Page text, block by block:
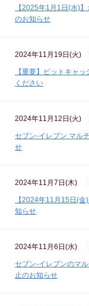
【2025年1月1日(水)
のお知らせ
2024年11月19日(火)
【重要】ビットキャ
ください
2024年11月12日(火)
セブン‐イレブン マル
せ
2024年11月7日(木)
【2024年11月15日(
知らせ
2024年11月6日(水)
セブン‐イレブンのマ
止のお知らせ